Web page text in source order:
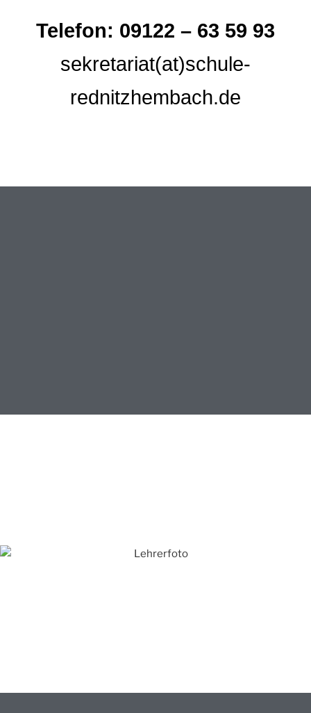
Telefon: 09122 – 63 59 93
sekretariat(at)schule-
rednitzhembach.de